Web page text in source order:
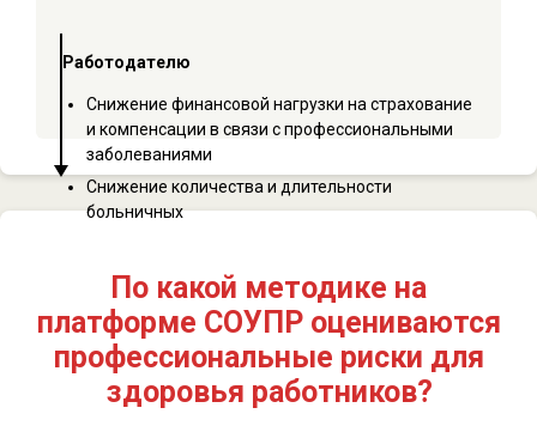
Работодателю
Снижение финансовой нагрузки на страхование
и компенсации в связи с профессиональными
заболеваниями
Снижение количества и длительности
больничных
По какой методике на
платформе СОУПР оцениваются
профессиональные риски для
здоровья работников?